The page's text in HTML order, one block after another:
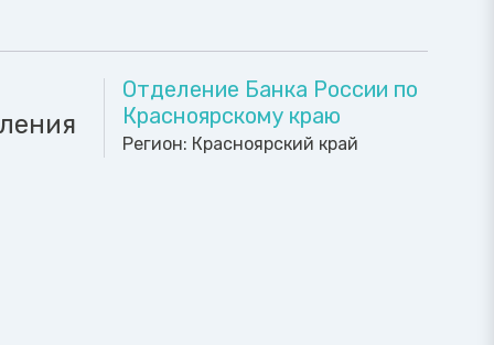
Отделение Банка России по
Красноярскому краю
Регион: Красноярский край